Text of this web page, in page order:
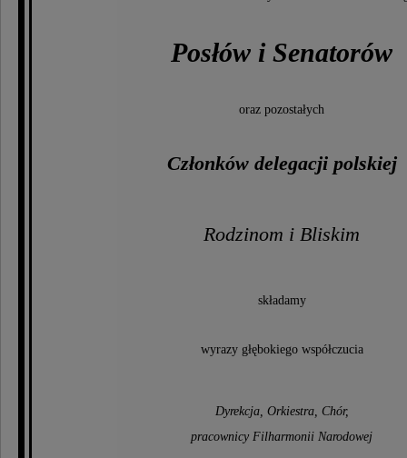
Posłów i Senatorów
oraz pozostałych
Członków delegacji polskiej
Rodzinom i Bliskim
składamy
wyrazy głębokiego współczucia
Dyrekcja, Orkiestra, Chór,
pracownicy Filharmonii Narodowej